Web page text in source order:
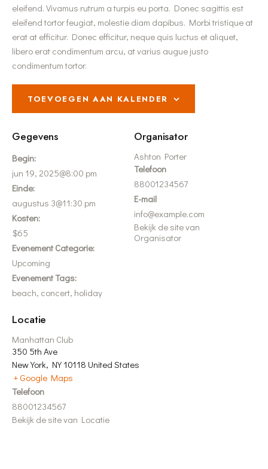
eleifend. Vivamus rutrum a turpis eu porta. Donec sagittis est
eleifend tortor feugiat, molestie diam dapibus. Morbi tristique at
erat at efficitur. Donec efficitur, neque quis luctus et aliquet,
libero erat condimentum arcu, at varius augue justo
condimentum tortor.
TOEVOEGEN AAN KALENDER
Gegevens
Begin:
jun 19, 2025@8:00 pm
Einde:
augustus 3@11:30 pm
Kosten:
$65
Evenement Categorie:
Upcoming
Evenement Tags:
beach, concert, holiday
Organisator
Ashton Porter
Telefoon
88001234567
E-mail
info@example.com
Bekijk de site van
Organisator
Locatie
Manhattan Club
350 5th Ave
New York, NY 10118 United States
+ Google Maps
Telefoon
88001234567
Bekijk de site van Locatie